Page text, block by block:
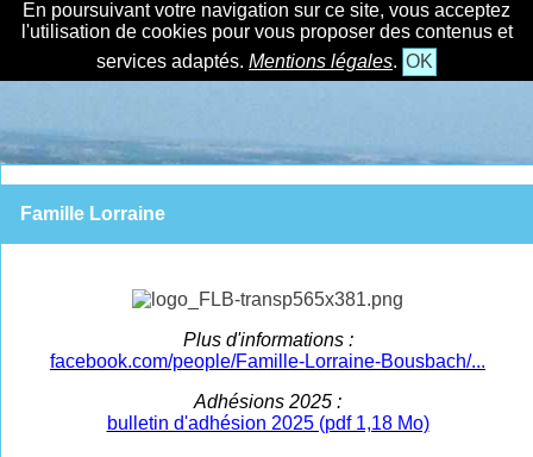
En poursuivant votre navigation sur ce site, vous acceptez
l'utilisation de cookies pour vous proposer des contenus et
services adaptés. Mentions légales. OK
Famille Lorraine
Plus d'informations :
facebook.com/people/Famille-Lorraine-Bousbach/...
Adhésions 2025 :
bulletin d'adhésion 2025 (pdf 1,18 Mo)